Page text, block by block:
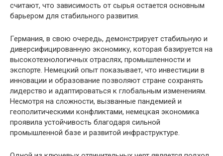
считают, что зависимость от сырья остается основным
барьером для стабильного развития.
Германия, в свою очередь, демонстрирует стабильную и
диверсифицированную экономику, которая базируется на
высокотехнологичных отраслях, промышленности и
экспорте. Немецкий опыт показывает, что инвестиции в
инновации и образование позволяют стране сохранять
лидерство и адаптироваться к глобальным изменениям.
Несмотря на сложности, вызванные пандемией и
геополитическими конфликтами, немецкая экономика
проявила устойчивость благодаря сильной
промышленной базе и развитой инфраструктуре.